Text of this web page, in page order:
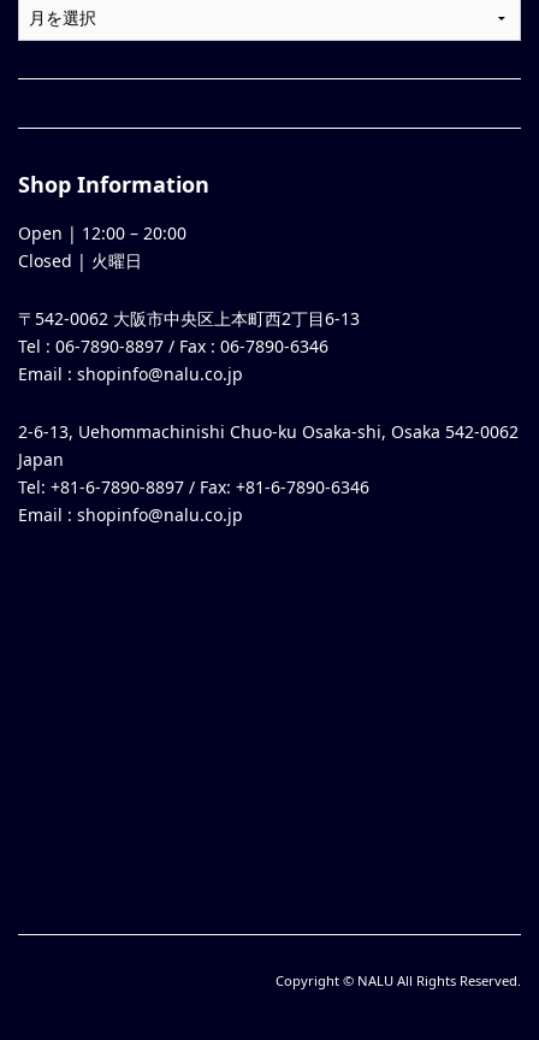
Shop Information
Open | 12:00 – 20:00
Closed | 火曜日
〒542-0062 大阪市中央区上本町西2丁目6-13
Tel : 06-7890-8897 / Fax : 06-7890-6346
Email : shopinfo@nalu.co.jp
2-6-13, Uehommachinishi Chuo-ku Osaka-shi, Osaka 542-0062
Japan
Tel: +81-6-7890-8897 / Fax: +81-6-7890-6346
Email : shopinfo@nalu.co.jp
Copyright © NALU All Rights Reserved.